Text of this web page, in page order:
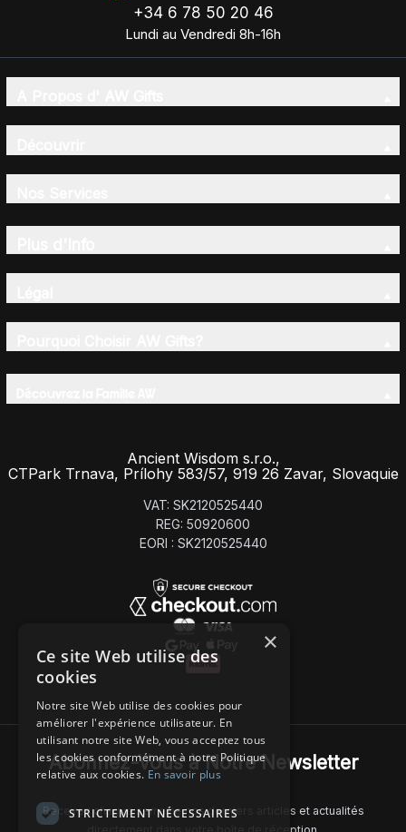
+34 6 78 50 20 46
Lundi au Vendredi 8h-16h
Ancient Wisdom s.r.o.,
CTPark Trnava, Prílohy 583/57, 919 26 Zavar, Slovaquie
VAT: SK2120525440
REG: 50920600
EORI : SK2120525440
Abonnez-Vous à Notre Newsletter
Recevez chaque semaine nos derniers articles et actualités
×
Ce site Web utilise des
cookies
Notre site Web utilise des cookies pour
améliorer l'expérience utilisateur. En
utilisant notre site Web, vous acceptez tous
les cookies conformément à notre Politique
relative aux cookies.En savoir plus
STRICTEMENT NÉCESSAIRES